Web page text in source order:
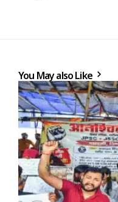
You May also Like